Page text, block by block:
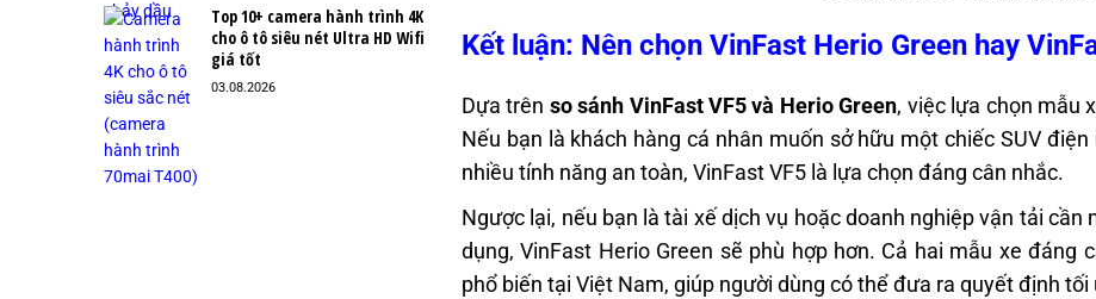
Kết luận: Nên chọn VinFast Herio Green hay
Dựa trên so sánh VinFast VF5 và Herio Green, việc lựa chọn mẫu
Nếu bạn là khách hàng cá nhân muốn sở hữu một chiếc SUV
nhiều tính năng an toàn, VinFast VF5 là lựa chọn đáng cân nhắc.
Ngược lại, nếu bạn là tài xế dịch vụ hoặc doanh nghiệp vận tải
dụng, VinFast Herio Green sẽ phù hợp hơn. Cả hai mẫu xe đáng
phổ biến tại Việt Nam, giúp người dùng có thể đưa ra quyết định
Top 10+ camera hành trình 4K
cho ô tô siêu nét Ultra HD Wifi
giá tốt
03.08.2026